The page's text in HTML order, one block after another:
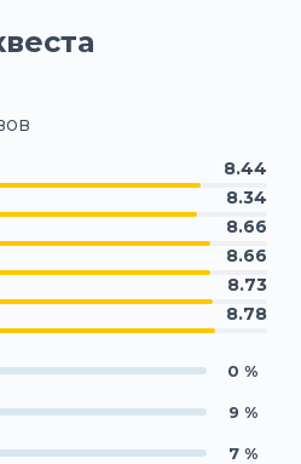
8.44
8.34
8.66
8.66
8.73
8.78
0 %
9 %
7 %